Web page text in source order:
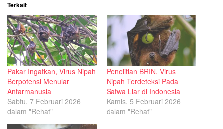
Terkait
Pakar Ingatkan, Virus Nipah
Berpotensi Menular
Antarmanusia
Sabtu, 7 Februari 2026
dalam "Rehat"
Penelitian BRIN, Virus
Nipah Terdeteksi Pada
Satwa Liar di Indonesia
Kamis, 5 Februari 2026
dalam "Rehat"